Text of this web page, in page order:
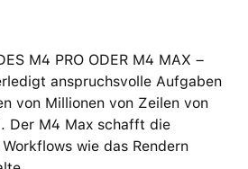
M4 PRO ODER M4 MAX –
anspruchsvolle Aufgaben
von Millionen von Zeilen von
Der M4 Max schafft die
wie das Rendern